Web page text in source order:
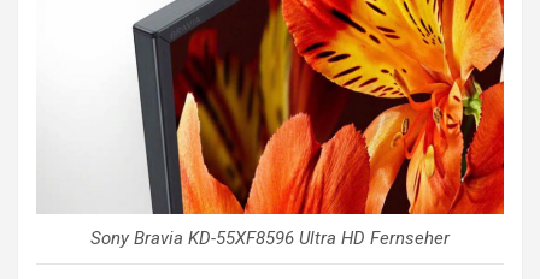
Sony Bravia KD-55XF8596 Ultra HD Fernseher